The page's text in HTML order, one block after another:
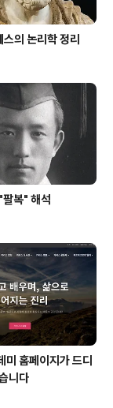
의 논리학 정리
복" 해석
미 홈페이지가 드디
니다